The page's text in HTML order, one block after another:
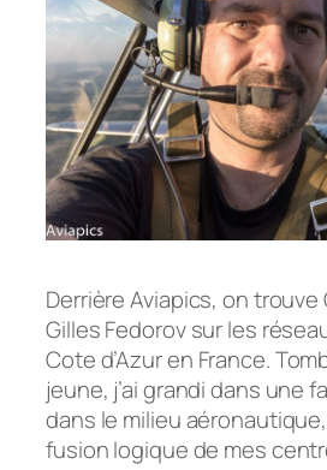
Derrière Aviapics, on trouve
Gilles Fedorov sur les
Cote d’Azur en France.
jeune, j’ai grandi dans une
dans le milieu
fusion logique de mes